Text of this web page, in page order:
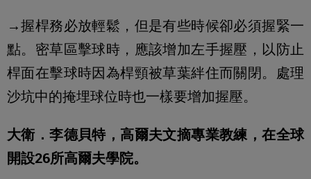
→握桿務必放輕鬆，但是有些時候卻必須握緊一
點。密草區擊球時，應該增加左手握壓，以防止
桿面在擊球時因為桿頸被草葉絆住而關閉。處理
沙坑中的掩埋球位時也一樣要增加握壓。
大衛．李德貝特，高爾夫文摘專業教練，在全球
開設26所高爾夫學院。